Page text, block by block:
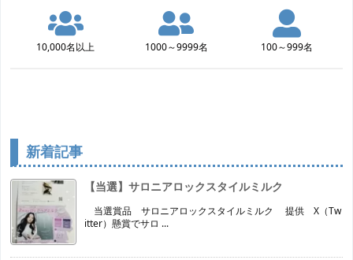
10,000名以上 1000～9999名 100～999名
新着記事
【当選】サロニアロックスタイルミルク
当選賞品 サロニアロックスタイルミルク 提供 X（Tw
itter）懸賞でサロ ...